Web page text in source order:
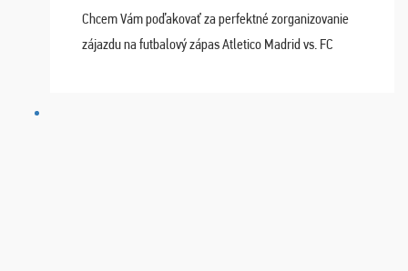
Chcem Vám poďakovať za perfektné zorganizovanie
zájazdu na futbalový zápas Atletico Madrid vs. FC